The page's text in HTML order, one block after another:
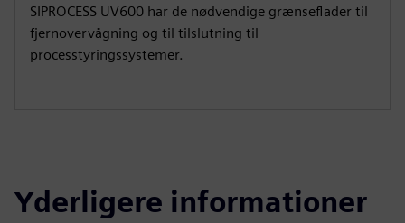
SIPROCESS UV600 har de nødvendige grænseflader til
fjernovervågning og til tilslutning til
processtyringssystemer.
Yderligere informationer